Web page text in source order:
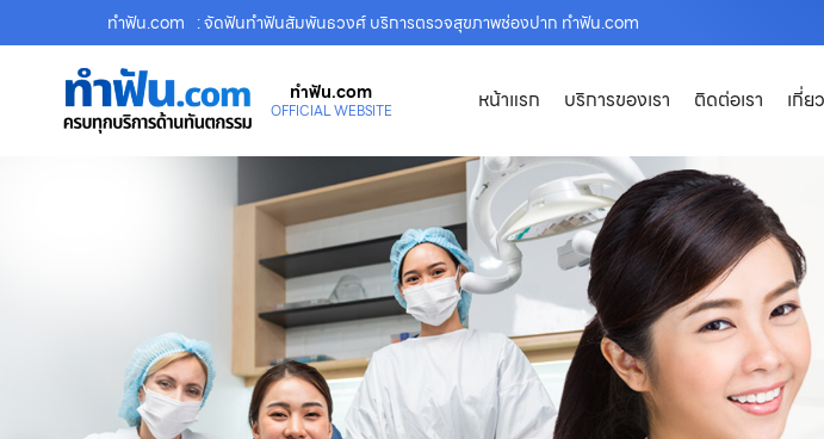
ทําฟัน.com : จัดฟันทำฟันสัมพันธวงศ์ บริการตรวจสุขภาพช่องปาก ทำฟัน.com
ทําฟัน.com
OFFICIAL WEBSITE หน้าแรก บริการของเรา ติดต่อเรา เกี่ย